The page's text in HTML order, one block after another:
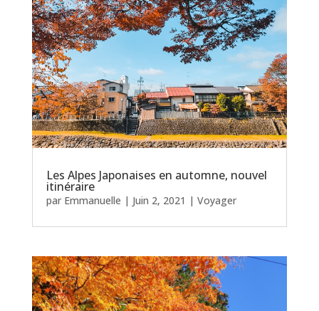
Les Alpes Japonaises en automne, nouvel
itinéraire
par Emmanuelle | Juin 2, 2021 | Voyager